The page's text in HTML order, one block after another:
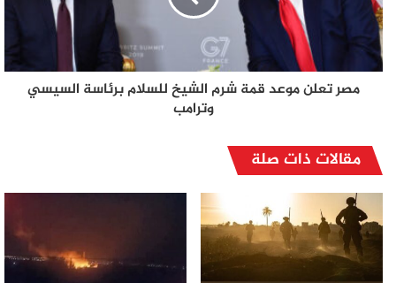
مصر تعلن موعد قمة شرم الشيخ للسلام برئاسة السيسي
وترامب
مقالات ذات صلة